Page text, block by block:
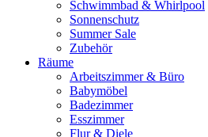
Schwimmbad & Whirlpool
Sonnenschutz
Summer Sale
Zubehör
Räume
Arbeitszimmer & Büro
Babymöbel
Badezimmer
Esszimmer
Flur & Diele